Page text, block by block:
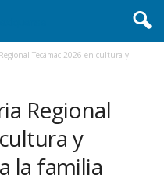
Tecámac 2026 en cultura y
Regional
y
la familia